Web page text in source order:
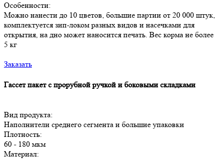
Особенности:
Можно нанести до 10 цветов, большие партии от 20 000 штук,
комплектуется зип-локом разных видов и насечками для
открытия, на дно может наносится печать. Вес корма не более
5 кг
Заказать
Гассет пакет с прорубной ручкой и боковыми складками
Вид продукта:
Наполнители среднего сегмента и большие упаковки
Плотность:
60 - 180 мкм
Материал: